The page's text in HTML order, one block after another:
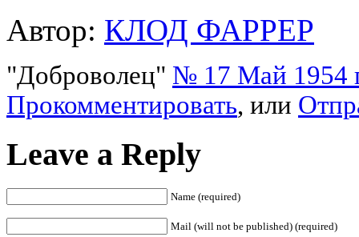
Автор: КЛОД ФАРРЕР
"Доброволец" № 17 Май 1954
Прокомментировать, или
Leave a Reply
Name (required)
Mail (will not be published) (required)